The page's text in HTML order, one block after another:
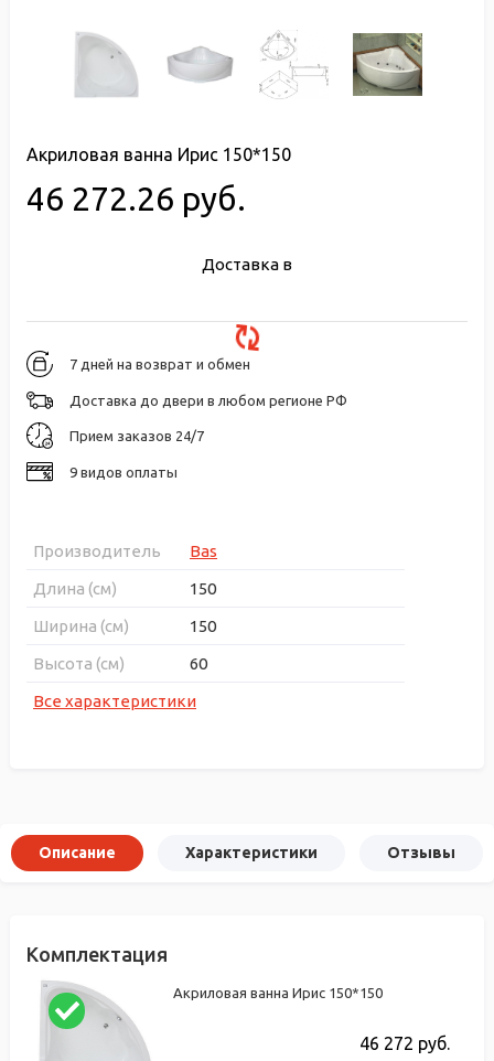
Акриловая ванна Ирис 150*150
46 272.26 руб.
Доставка в
7 дней на возврат и обмен
Доставка до двери в любом регионе РФ
Прием заказов 24/7
9 видов оплаты
Производитель
Bas
Длина (см)
150
Ширина (см)
150
Высота (см)
60
Все характеристики
Описание Характеристики Отзывы
Комплектация
Акриловая ванна Ирис 150*150
46 272 руб.